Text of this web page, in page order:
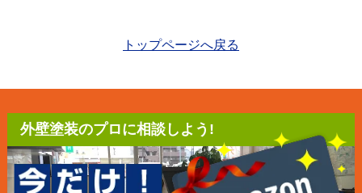
トップページへ戻る
外壁塗装のプロに相談しよう!